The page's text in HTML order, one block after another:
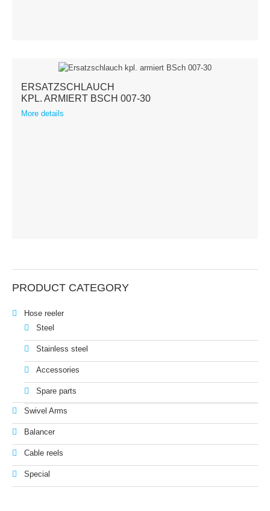
ERSATZSCHLAUCH
KPL. ARMIERT BSCH 007-30
More details
PRODUCT CATEGORY
Hose reeler
Steel
Stainless steel
Accessories
Spare parts
Swivel Arms
Balancer
Cable reels
Special